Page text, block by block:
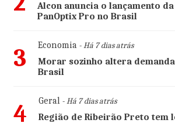
Alcon anuncia o lançamento
PanOptix Pro no Brasil
3 Economia- Há 7 dias atrás
Morar sozinho altera
Brasil
4 Geral- Há 7 dias atrás
Região de Ribeirão Preto tem